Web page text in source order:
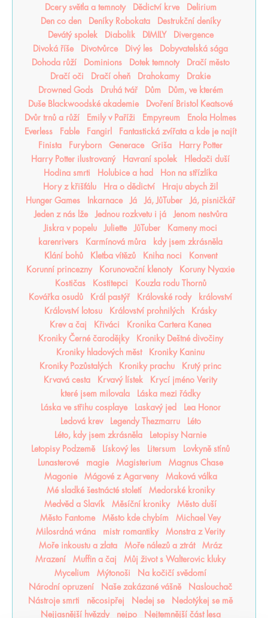
Dcery světla a temnoty
Dědictví krve
Delirium
Den co den
Deníky Robokata
Destrukční deníky
Devátý spolek
Diabolik DIMILY
Divergence
Divoká říše
Divotvůrce Divý les
Dobyvatelská sága
Dohoda růží
Dominions Dotek temnoty
Dračí město
Dračí oči
Dračí oheň Drahokamy
Drakie
Drowned Gods
Druhá tvář Dům
Dům, ve kterém
Duše Blackwoodské akademie
Dvoření Bristol Keatsové
Dvůr trnů a růží
Emily v Paříži Empyreum
Enola Holmes
Everless
Fable Fangirl
Fantastická zvířata a kde je najít
Finista
Furyborn Generace Griša
Harry Potter
Harry Potter ilustrovaný
Havraní spolek
Hledači duší
Hodina smrti
Holubice a had
Hon na střízlíka
Hory z křišťálu
Hra o dědictví
Hraju abych žil
Hunger Games
Inkarnace Já Já, JůTuber
Já, pisničkář
Jeden z nás lže
Jednou rozkvetu i já
Jenom nestvůra
Jiskra v popelu
Juliette JůTuber
Kameny moci
karenrivers
Karmínová můra
kdy jsem zkrásněla
Klání bohů
Kletba vítězů Kniha noci
Konvent
Korunní princezny
Korunovační klenoty
Koruny Nyaxie
Kostičas
Kostitepci
Kouzla rodu Thornů
Kovářka osudů
Král pastýř Královské rody
království
Království lotosu
Království prohnilých
Krásky
Krev a čaj
Křiváci
Kronika Cartera Kanea
Kroniky Černé čarodějky
Kroniky Deštné divočiny
Kroniky hladových měst
Kroniky Kaninu
Kroniky Pozůstalých
Kroniky prachu
Krutý princ
Krvavá cesta
Krvavý lístek
Krycí jméno Verity
které jsem milovala
Láska mezi řádky
Láska ve střihu cosplaye
Laskavý jed
Lea Honor
Ledová krev
Legendy Thezmarru
Léto
Léto, kdy jsem zkrásněla
Letopisy Narnie
Letopisy Podzemě
Lískový les Litersum
Lovkyně stínů
Lunasterové
magie Magisterium
Magnus Chase
Magonie
Mágové z Agarveny
Maková válka
Mé sladké šestnácté století
Medorské kroniky
Medvěd a Slavík
Měsíční kroniky
Město duší
Město Fantome
Město kde chybím
Michael Vey
Milosrdná vrána
mistr romantiky
Monstra z Verity
Moře inkoustu a zlata
Moře nálezů a ztrát
Mráz
Mrazení
Muffin a čaj
Můj život s Walterovic kluky
Mycelium
Mýtonoši
Na kočičí svědomí
Národní opruzení
Naše zakázané vášně
Naslouchač
Nástroje smrti
něcosipřej Nedej se
Nedotýkej se mě
Nejjasnější hvězdy
nejpo Nejtemnější část lesa